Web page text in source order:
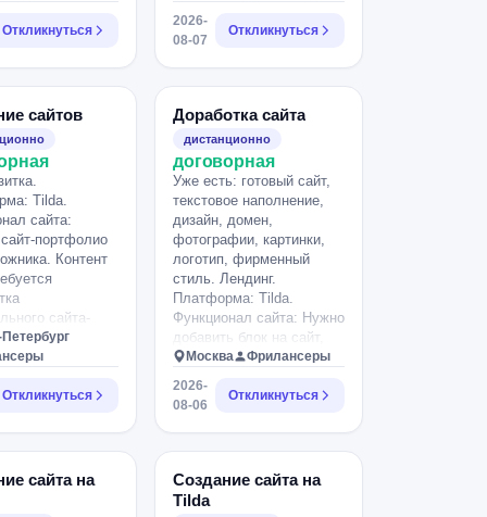
Откликнуться
2026-
08-07
Откликнуться
сайтов
Tilda.
сайта:
портфолио
Контент
сайта-
для
по текстилю
языке.
журналы и
должны
главная,
работ,
Откликнуться
Доработка сайта
дистанционно
договорная
Уже есть: готовый сайт,
текстовое наполнение,
дизайн, домен,
фотографии, картинки,
логотип, фирменный
стиль. Лендинг.
Платформа: Tilda.
Функционал сайта: Нужно
добавить блок на сайт,
сайт написан на Zero
Block. Исправить
несколько моментов в
сайта. Контент есть.
Нужно добавить блок
"Статьи", создать
подсайт чтобы там
Москва
Фрилансеры
2026-
08-06
Откликнуться
сайта на
Создание сайта на
Tilda